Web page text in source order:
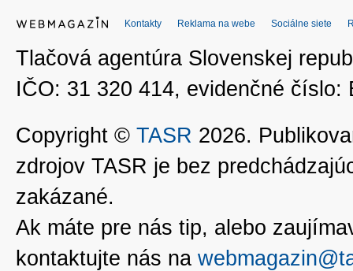
Kontakty Reklama na webe Sociálne siete
Tlačová agentúra Slovenskej
IČO: 31 320 414, evidenčné číslo:
Copyright © TASR 2026.
zdrojov TASR je bez
zakázané.
Ak máte pre nás tip, alebo
kontaktujte nás na